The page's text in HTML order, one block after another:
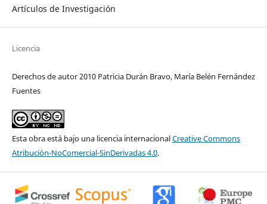
Artículos de Investigación
Licencia
Derechos de autor 2010 Patricia Durán Bravo, María Belén Fernández
Fuentes
Esta obra está bajo una licencia internacionalCreative Commons
Atribución-NoComercial-SinDerivadas 4.0.